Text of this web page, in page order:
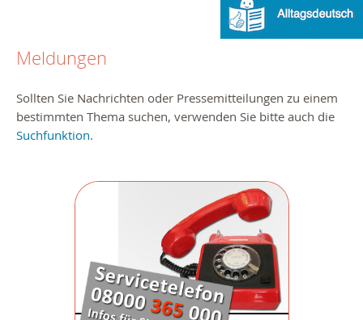
Meldungen
Sollten Sie Nachrichten oder Pressemitteilungen zu einem
bestimmten Thema suchen, verwenden Sie bitte auch die
Suchfunktion.